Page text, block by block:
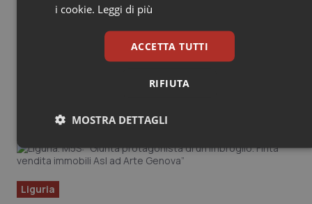
Utifar: “Le 60 sedi rifiutate dimostrano l’inutilità
del concorso”
Genova”
Liguria
i cookie. Leggi di più
ACCETTA TUTTI
RIFIUTA
MOSTRA DETTAGLI
Necessari Statistici Marketing